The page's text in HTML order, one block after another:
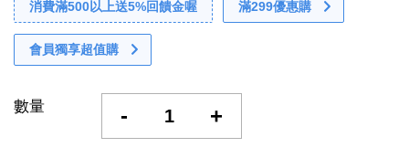
消費滿500以上送5%回饋金喔 滿299優惠購
會員獨享超值購
數量 - +